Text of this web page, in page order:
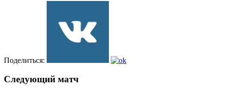
Поделиться:
Следующий матч